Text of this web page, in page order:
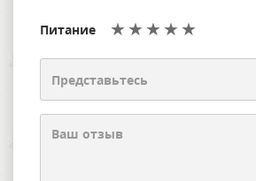
Питание